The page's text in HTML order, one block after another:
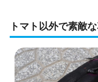
トマト以外で素敵